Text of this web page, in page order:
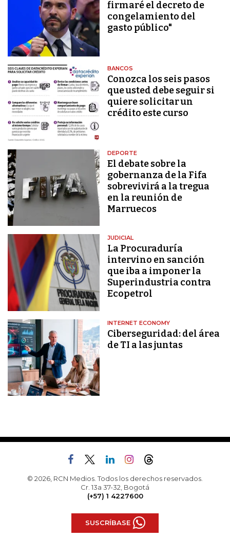
firmaré el decreto de
congelamiento del
gasto público"
BANCOS
Conozca los seis pasos
que usted debe seguir si
quiere solicitar un
crédito este curso
DEPORTE
El debate sobre la
gobernanza de la Fifa
sobrevivirá a la tregua
en la reunión de
Marruecos
JUDICIAL
La Procuraduría
intervino en sanción
que iba a imponer la
Superindustria contra
Ecopetrol
INTERNET ECONOMY
Ciberseguridad: del área
de TI a las juntas
© 2026, RCN Medios. Todos los derechos reservados.
Cr. 13a 37-32, Bogotá
(+57) 1 4227600
SUSCRÍBASE